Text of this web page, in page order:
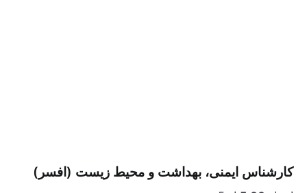
ایمنی، بهداشت و محیط زیست (افسر)